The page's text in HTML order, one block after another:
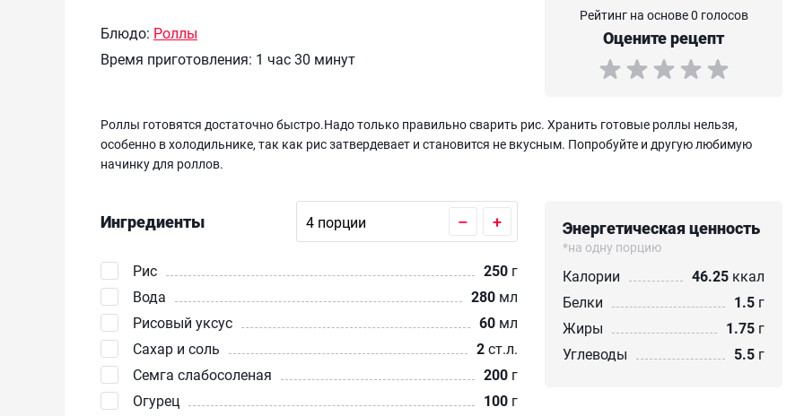
Блюдо: Роллы
Время приготовления: 1 час 30 минут
Рейтинг на основе 0 голосов
Оцените рецепт
Роллы готовятся достаточно быстро.Надо только правильно сварить рис. Хранить готовые роллы нельзя,
особенно в холодильнике, так как рис затвердевает и становится не вкусным. Попробуйте и другую любимую
начинку для роллов.
Ингредиенты – +
Рис 250 г
Вода
280 мл
Рисовый уксус
60 мл
Сахар и соль
2ст.л.
Семга слабосоленая
200 г
Огурец
100 г
Энергетическая ценность
*на одну порцию
Калории 46.25 ккал
Белки
1.5 г
Жиры
1.75 г
Углеводы
5.5 г